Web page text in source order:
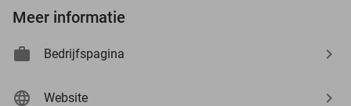
Meer informatie
Bedrijfspagina
Website